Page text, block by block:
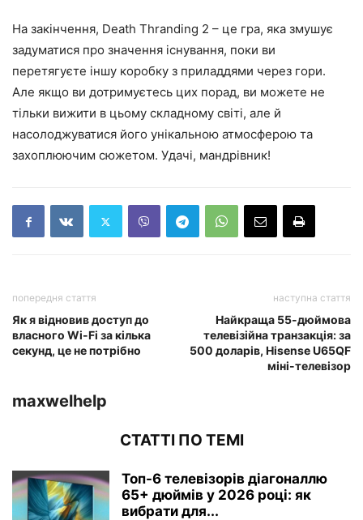
На закінчення, Death Thranding 2 – це гра, яка змушує
задуматися про значення існування, поки ви
перетягуєте іншу коробку з приладдями через гори.
Але якщо ви дотримуєтесь цих порад, ви можете не
тільки вижити в цьому складному світі, але й
насолоджуватися його унікальною атмосферою та
захоплюючим сюжетом. Удачі, мандрівник!
попередня стаття
Як я відновив доступ до
власного Wi-Fi за кілька
секунд, це не потрібно
наступна стаття
Найкраща 55-дюймова
телевізійна транзакція: за
500 доларів, Hisense U65QF
міні-телевізор
maxwelhelp
СТАТТІ ПО ТЕМІ
Топ-6 телевізорів діагоналлю
65+ дюймів у 2026 році: як
вибрати для...